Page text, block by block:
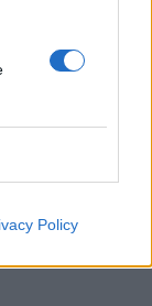
Policy